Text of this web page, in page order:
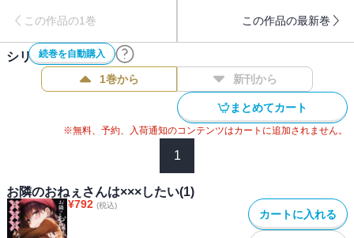
この作品の1巻 この作品の最新巻
続巻を自動購入
シリーズ作品(3件)
1巻から 新刊から
まとめてカート
※無料、予約、入荷通知のコンテンツはカートに追加されません。
1
お隣のおねぇさんは×××したい(1)
¥792 (税込)
カートに入れる